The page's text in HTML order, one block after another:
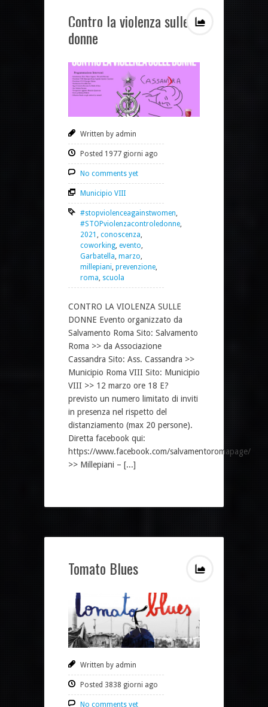
Contro la violenza sulle
donne
Written by admin
Posted 1977 giorni ago
No comments yet
Municipio VIII
#stopviolenceagainstwomen,
#STOPviolenzacontroledonne,
2021 , conoscenza,
coworking, evento,
Garbatella, marzo,
millepiani, prevenzione,
roma, scuola
CONTRO LA VIOLENZA SULLE
DONNE Evento organizzato da
Salvamento Roma Sito: Salvamento
Roma >> da Associazione
Cassandra Sito: Ass. Cassandra >>
Municipio Roma VIII Sito: Municipio
VIII >> 12 marzo ore 18 E?
previsto un numero limitato di inviti
in presenza nel rispetto del
distanziamento (max 20 persone).
Diretta facebook qui:
https://www.facebook.com/salvamentoromapage/
>> Millepiani – [...]
Tomato Blues
Written by admin
Posted 3838 giorni ago
No comments yet